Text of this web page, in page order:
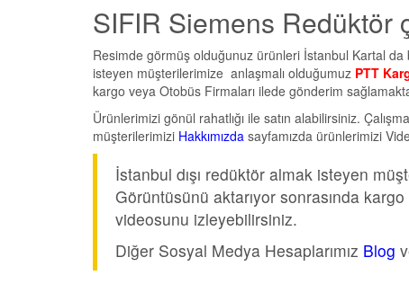
SIFIR Siemens Redüktör
Resimde görmüş olduğunuz ürünleri İstanbul Kartal
isteyen müşterilerimize anlaşmalı olduğumuz PTT
kargo veya Otobüs Firmaları ilede gönderim
Ürünlerimizi gönül rahatlığı ile satın alabilirsiniz.
müşterilerimizi Hakkımızda sayfamızda ürünlerimizi
İstanbul dışı redüktör almak isteyen
Görüntüsünü aktarıyor sonrasında
videosunu izleyebilirsiniz.
Diğer Sosyal Medya Hesaplarımız Blog